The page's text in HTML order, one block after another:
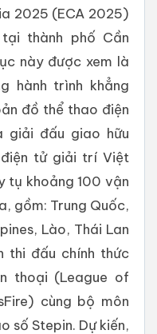
2025 (ECA 2025)
thành phố Cần
này được xem là
hành trình khẳng
đồ thể thao điện
đấu giao hữu
tử giải trí Việt
tụ khoảng 100 vận
gồm: Trung Quốc,
Lào, Thái Lan
thi đấu chính thức
thoại (League of
cùng bộ môn
số Stepin. Dự kiến,